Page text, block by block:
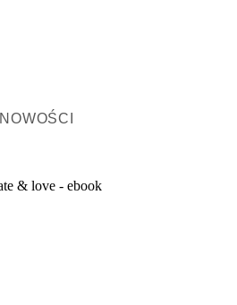
NOWOŚCI